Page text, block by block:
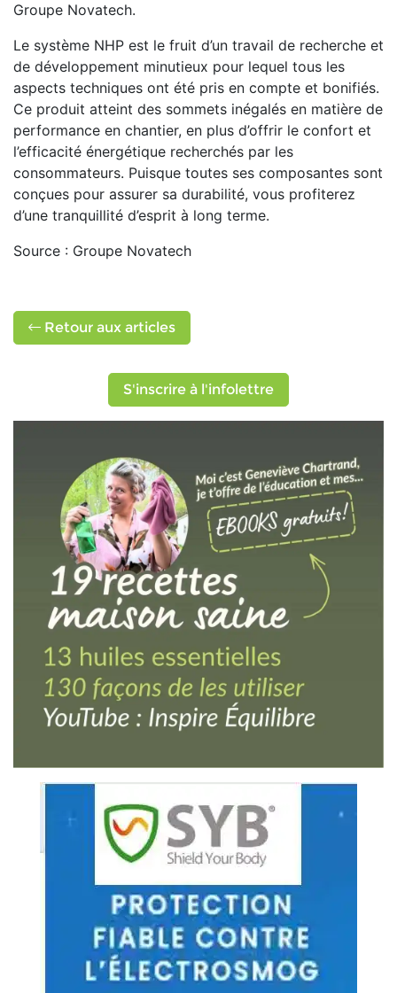
Groupe Novatech.
Le système NHP est le fruit d’un travail de recherche et
de développement minutieux pour lequel tous les
aspects techniques ont été pris en compte et bonifiés.
Ce produit atteint des sommets inégalés en matière de
performance en chantier, en plus d’offrir le confort et
l’efficacité énergétique recherchés par les
consommateurs. Puisque toutes ses composantes sont
conçues pour assurer sa durabilité, vous profiterez
d’une tranquillité d’esprit à long terme.
Source : Groupe Novatech
Retour aux articles
S'inscrire à l'infolettre